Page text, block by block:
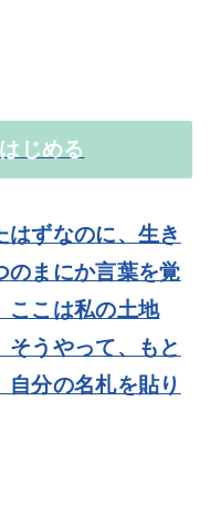
じめる
ずなのに、生き
のまにか言葉を覚
ここは私の土地
そうやって、もと
自分の名札を貼り